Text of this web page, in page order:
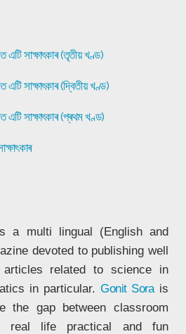
এটি সাক্ষাৎকাৰ (তৃতীয় খণ্ড)
এটি সাক্ষাৎকাৰ (দ্বিতীয় খণ্ড)
এটি সাক্ষাৎকাৰ (প্ৰথম খণ্ড)
a multi lingual (English and
devoted to publishing well
related to science in
in particular.Gonit Sorais
the gap between classroom
real life practical and fun